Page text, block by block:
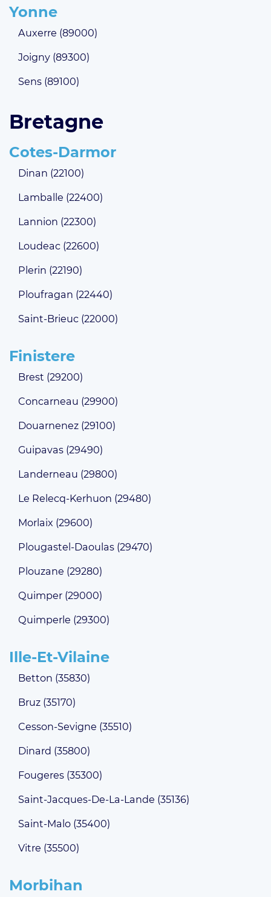
Yonne
Auxerre (89000)
Joigny (89300)
Sens (89100)
Bretagne
Cotes-Darmor
Dinan (22100)
Lamballe (22400)
Lannion (22300)
Loudeac (22600)
Plerin (22190)
Ploufragan (22440)
Saint-Brieuc (22000)
Finistere
Brest (29200)
Concarneau (29900)
Douarnenez (29100)
Guipavas (29490)
Landerneau (29800)
Le Relecq-Kerhuon (29480)
Morlaix (29600)
Plougastel-Daoulas (29470)
Plouzane (29280)
Quimper (29000)
Quimperle (29300)
Ille-Et-Vilaine
Betton (35830)
Bruz (35170)
Cesson-Sevigne (35510)
Dinard (35800)
Fougeres (35300)
Saint-Jacques-De-La-Lande (35136)
Saint-Malo (35400)
Vitre (35500)
Morbihan